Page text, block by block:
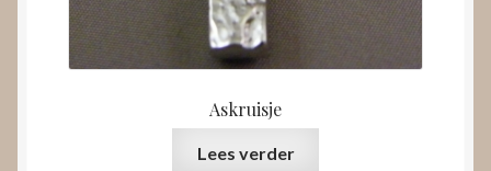
Askruisje
Lees verder